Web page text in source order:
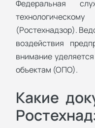
Федеральная
(Ростехнадзор).
воздействия
внимание
объектам (ОПО).
Какие